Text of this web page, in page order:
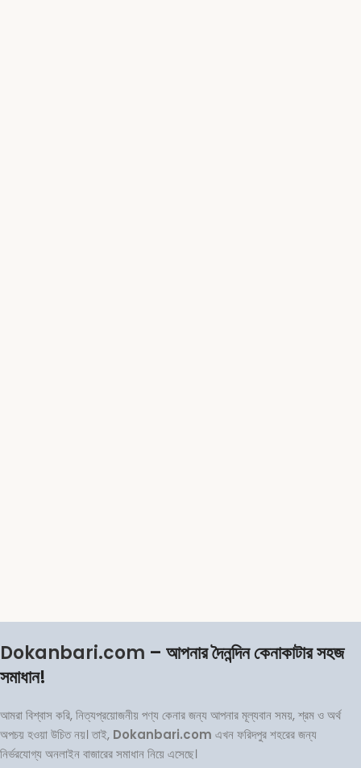
Dokanbari.com – আপনার দৈনন্দিন কেনাকাটার সহজ
সমাধান!
আমরা বিশ্বাস করি, নিত্যপ্রয়োজনীয় পণ্য কেনার জন্য আপনার মূল্যবান সময়, শ্রম ও অর্থ
অপচয় হওয়া উচিত নয়। তাই, Dokanbari.com এখন ফরিদপুর শহরের জন্য
নির্ভরযোগ্য অনলাইন বাজারের সমাধান নিয়ে এসেছে।